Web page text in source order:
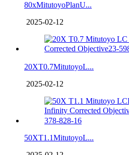
80xMitutoyoPlanU...
2025-02-12
20XT0.7MitutoyoL...
2025-02-12
50XT1.1MitutoyoL...